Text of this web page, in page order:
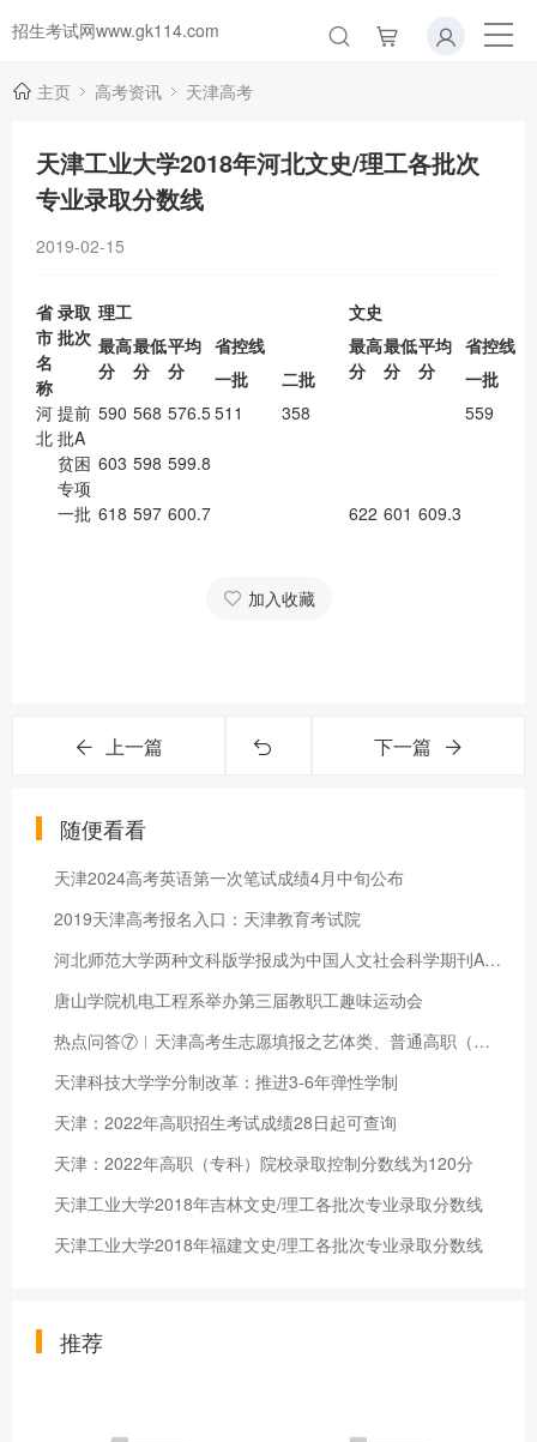
招生考试网www.gk114.com
主页 高考资讯 天津高考
天津工业大学2018年河北文史/理工各批次
专业录取分数线
2019-02-15
省
市
名
称
录取
批次
理工
文史
最高
分
最低
分
平均
分
省控线
最高
分
最低
分
平均
分
省控线
一批
二批 一批
河
北
提前
批A
590 568 576.5511 358 559
贫困
专项
603 598 599.8
一批 618 597 600.7 622 601 609.3
加入收藏
上一篇 下一篇
随便看看
天津2024高考英语第一次笔试成绩4月中旬公布
2019天津高考报名入口：天津教育考试院
河北师范大学两种文科版学报成为中国人文社会科学期刊A刊核心期
唐山学院机电工程系举办第三届教职工趣味运动会
热点问答⑦︱天津高考生志愿填报之艺体类、普通高职（专科）批次
天津科技大学学分制改革：推进3-6年弹性学制
天津：2022年高职招生考试成绩28日起可查询
天津：2022年高职（专科）院校录取控制分数线为120分
天津工业大学2018年吉林文史/理工各批次专业录取分数线
天津工业大学2018年福建文史/理工各批次专业录取分数线
推荐